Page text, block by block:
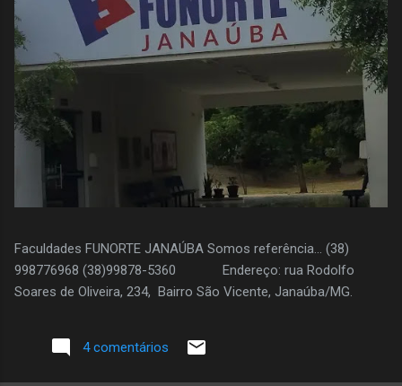
Faculdades FUNORTE JANAÚBA Somos referência... (38)
998776968 (38)99878-5360 Endereço: rua Rodolfo
Soares de Oliveira, 234, Bairro São Vicente, Janaúba/MG.
4 comentários